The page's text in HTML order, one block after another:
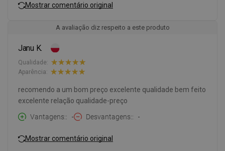
Mostrar comentário original
A avaliação diz respeito a este produto
Janu K.
Qualidade:
Aparência:
recomendo a um bom preço excelente qualidade bem feito
excelente relação qualidade-preço
Vantagens:
- Desvantagens: -
Mostrar comentário original